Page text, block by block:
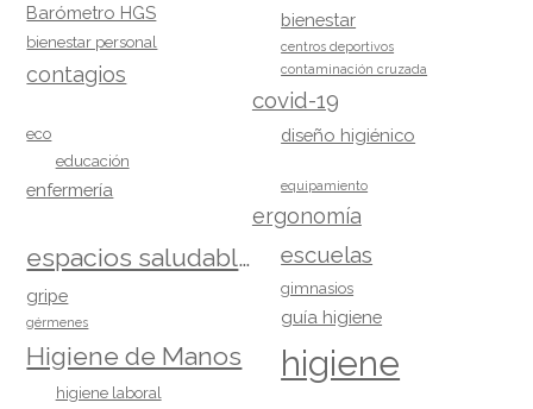
Barómetro HGS bienestar
bienestar personal centros deportivos
contagios contaminación cruzada
covid-19
diseño higiénico
eco
educación
enfermería equipamiento
ergonomía
escuelas
espacios saludables
gimnasios
gripe
guía higiene
gérmenes
higiene
Higiene de Manos
higiene laboral